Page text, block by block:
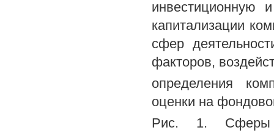
инвестиционную
капитализации
сфер
факторов,
определения
оценки на
Рис. 1. Сферы